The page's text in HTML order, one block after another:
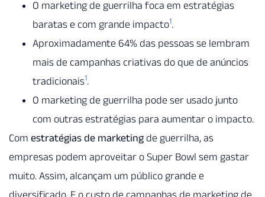
O marketing de guerrilha foca em estratégias
baratas e com grande impacto1.
Aproximadamente 64% das pessoas se lembram
mais de campanhas criativas do que de anúncios
tradicionais1.
O marketing de guerrilha pode ser usado junto
com outras estratégias para aumentar o impacto.
Com estratégias de marketingde guerrilha, as
empresas podem aproveitar o Super Bowl sem gastar
muito. Assim, alcançam um público grande e
diversificado. E o custo de campanhas de marketing de